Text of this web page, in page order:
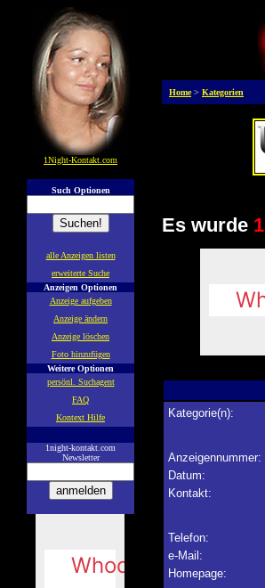
1Night-Kontakt.com
Such Optionen
alle Anzeigen listen
erweiterte Suche
Anzeigen Optionen
Anzeige aufgeben
Anzeige ändern
Anzeige löschen
Foto hinzufügen
Weitere Optionen
persönl. Suchagent
FAQ
Kontext Hilfe
1night-kontakt.com
Newsletter
Home> Kategorien
Es wurde 1
Kategorie(n):
Anzeigennummer:
Datum:
Kontakt:
Telefon:
e-Mail:
Homepage: